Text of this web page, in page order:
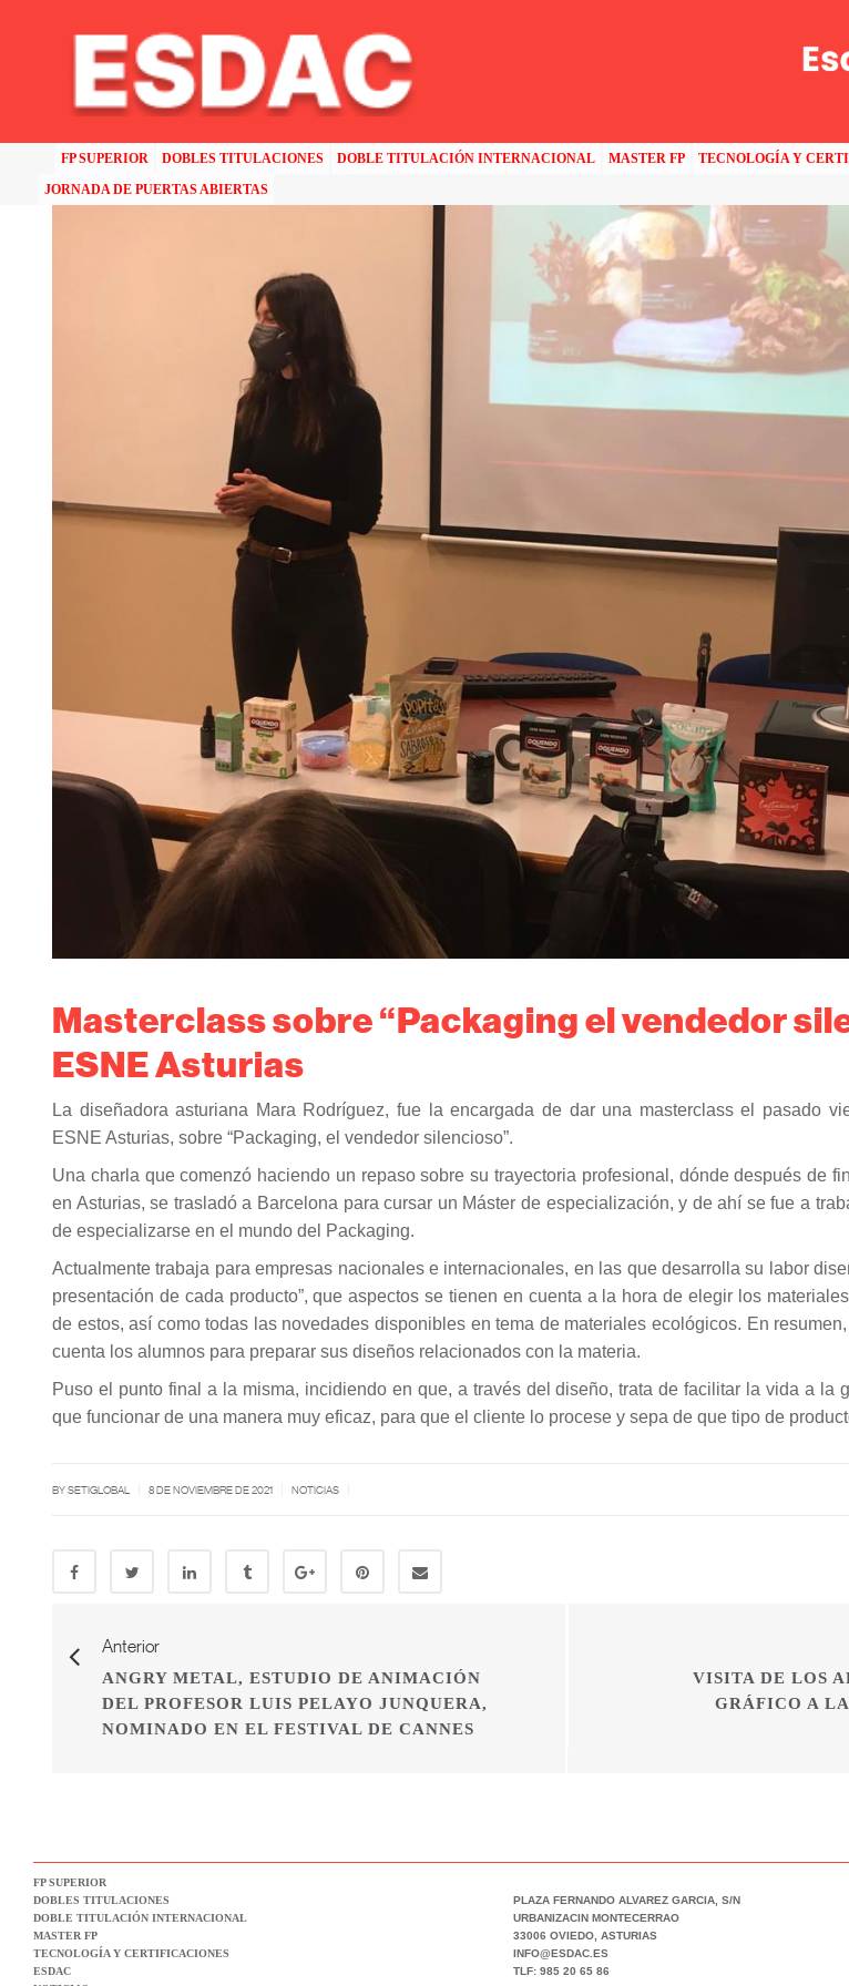
FP SUPERIOR DOBLES TITULACIONES DOBLE TITULACIÓN INTERNACIONAL MASTER FP TECNOLOGÍA Y
JORNADA DE PUERTAS ABIERTAS
Masterclass sobre “Packaging el vendedor
ESNE Asturias
La diseñadora asturiana Mara Rodríguez, fue la encargada de dar una masterclass el pasado
ESNE Asturias, sobre “Packaging, el vendedor silencioso”.
Una charla que comenzó haciendo un repaso sobre su trayectoria profesional, dónde después de
en Asturias, se trasladó a Barcelona para cursar un Máster de especialización, y de ahí se fue a
de especializarse en el mundo del Packaging.
Actualmente trabaja para empresas nacionales e internacionales, en las que desarrolla su labor
presentación de cada producto”, que aspectos se tienen en cuenta a la hora de elegir los
de estos, así como todas las novedades disponibles en tema de materiales ecológicos. En
cuenta los alumnos para preparar sus diseños relacionados con la materia.
Puso el punto final a la misma, incidiendo en que, a través del diseño, trata de facilitar la vida a la
que funcionar de una manera muy eficaz, para que el cliente lo procese y sepa de que tipo de
BY SETIGLOBAL 8 DE NOVIEMBRE DE 2021 NOTICIAS
Anterior
ANGRY METAL, ESTUDIO DE ANIMACIÓN
DEL PROFESOR LUIS PELAYO JUNQUERA,
NOMINADO EN EL FESTIVAL DE CANNES
VISITA DE LOS
GRÁFICO A
FP SUPERIOR
DOBLES TITULACIONES
DOBLE TITULACIÓN INTERNACIONAL
MASTER FP
TECNOLOGÍA Y CERTIFICACIONES
ESDAC
PLAZA FERNANDO ALVAREZ GARCIA, S/N
URBANIZACIN MONTECERRAO
33006 OVIEDO, ASTURIAS
INFO@ESDAC.ES
TLF: 985 20 65 86